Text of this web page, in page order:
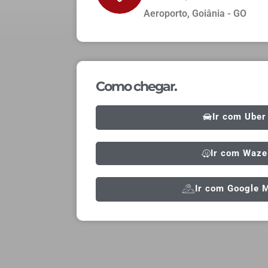
Aeroporto, Goiânia - GO
Como chegar.
Ir com Uber
Ir com Waze
Ir com Google